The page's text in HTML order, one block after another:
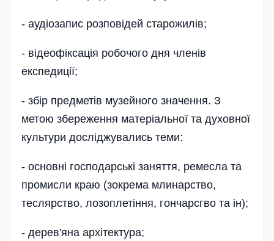
- аудіозапис розповідей старожилів;
- відеофіксація робочого дня членів
експедиції;
- збір предметів музейного значення. З
метою збереження матеріальної та духовної
культури досліджувались теми:
- основні господарські заняття, ремесла та
промисли краю (зокрема млинарство,
теслярство, лозоплетіння, гончарсгво та ін);
- дерев'яна архітектура;